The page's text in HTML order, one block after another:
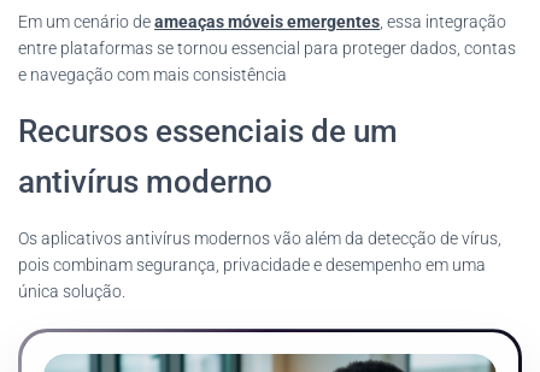
Em um cenário deameaças móveis emergentes , essa integração
entre plataformas se tornou essencial para proteger dados, contas
e navegação com mais consistência
Recursos essenciais de um
antivírus moderno
Os aplicativos antivírus modernos vão além da detecção de vírus,
pois combinam segurança, privacidade e desempenho em uma
única solução.